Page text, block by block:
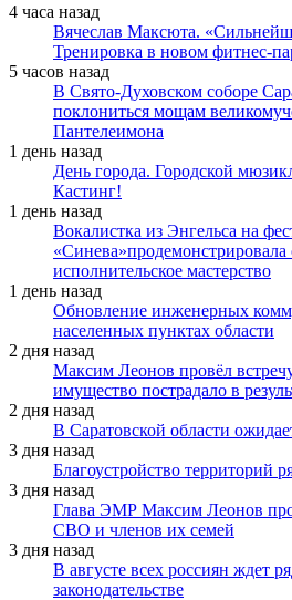
4 часа назад
Вячеслав Максюта.
Тренировка в новом фитнес-
5 часов назад
В Свято-Духовском соборе
поклониться мощам
Пантелеимона
1 день назад
День города. Городской
Кастинг!
1 день назад
Вокалистка из Энгельса на
«Синева»продемонстрировала
исполнительское мастерство
1 день назад
Обновление инженерных
населенных пунктах области
2 дня назад
Максим Леонов провёл
имущество пострадало в
2 дня назад
В Саратовской области
3 дня назад
Благоустройство территорий
3 дня назад
Глава ЭМР Максим Леонов
СВО и членов их семей
3 дня назад
В августе всех россиян ждет
законодательстве